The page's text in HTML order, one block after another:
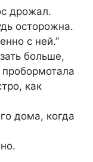
дрожал.
осторожна.
с ней.”
больше,
как
дома, когда